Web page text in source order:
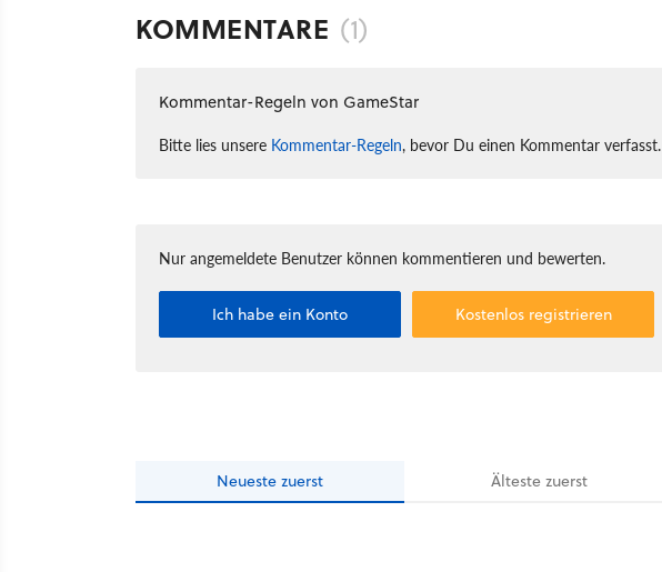
KOMMENTARE (1)
Kommentar-Regeln von GameStar
Bitte lies unsere Kommentar-Regeln, bevor Du einen Kommentar verfasst.
Nur angemeldete Benutzer können kommentieren und bewerten.
Ich habe ein Konto Kostenlos registrieren
Neueste zuerst Ältestezuerst